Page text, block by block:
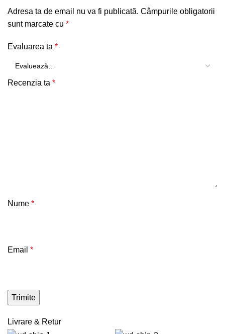
Adresa ta de email nu va fi publicată. Câmpurile obligatorii
sunt marcate cu *
Evaluarea ta *
Recenzia ta *
Nume *
Email *
Livrare & Retur